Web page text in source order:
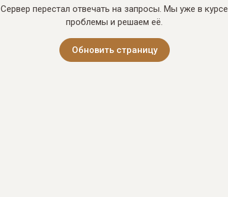
Сервер перестал отвечать на запросы. Мы уже в курсе
проблемы и решаем её.
Обновить страницу